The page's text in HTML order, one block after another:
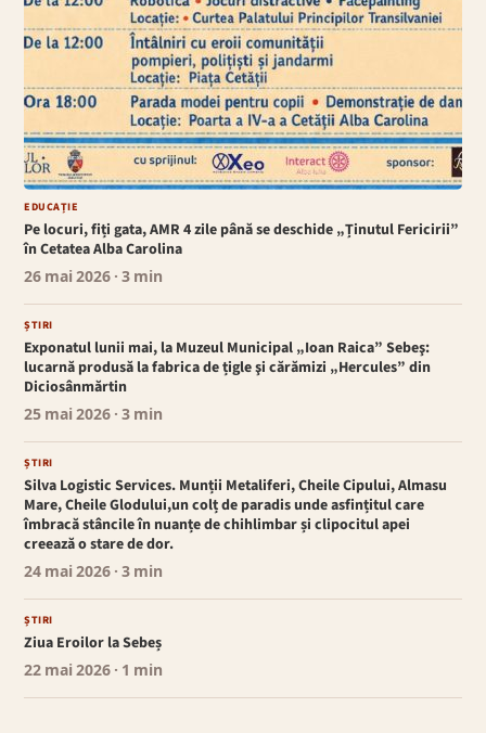
EDUCAȚIE
Pe locuri, fiți gata, AMR 4 zile până se deschide „Ținutul Fericirii”
în Cetatea Alba Carolina
26 mai 2026 · 3 min
ȘTIRI
Exponatul lunii mai, la Muzeul Municipal „Ioan Raica” Sebeş:
lucarnă produsă la fabrica de țigle şi cărămizi „Hercules” din
Diciosânmărtin
25 mai 2026 · 3 min
ȘTIRI
Silva Logistic Services. Munții Metaliferi, Cheile Cipului, Almasu
Mare, Cheile Glodului,un colț de paradis unde asfințitul care
îmbracă stâncile în nuanțe de chihlimbar și clipocitul apei
creează o stare de dor.
24 mai 2026 · 3 min
ȘTIRI
Ziua Eroilor la Sebeș
22 mai 2026 · 1 min